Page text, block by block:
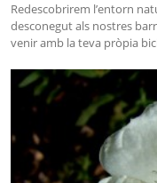
Redescobrirem l’entorn
desconegut als nostres
venir amb la teva pròpia